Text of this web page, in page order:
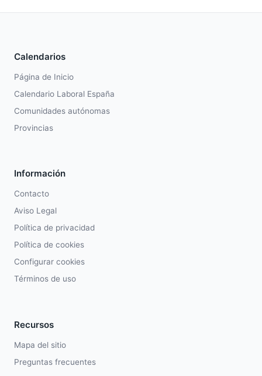
Calendarios
Página de Inicio
Calendario Laboral España
Comunidades autónomas
Provincias
Información
Contacto
Aviso Legal
Política de privacidad
Política de cookies
Configurar cookies
Términos de uso
Recursos
Mapa del sitio
Preguntas frecuentes